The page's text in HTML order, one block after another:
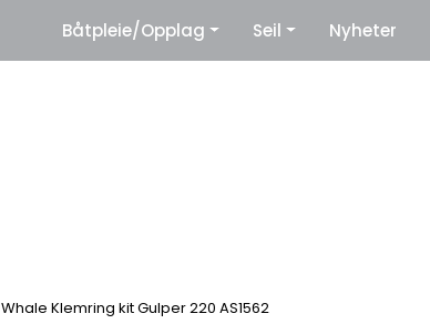
Leverandører
Båtpleie/Opplag Seil Nyheter
Whale Klemring kit Gulper 220 AS1562